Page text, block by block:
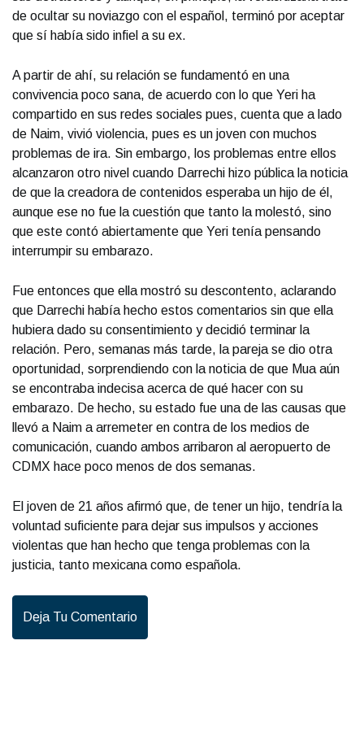
de ocultar su noviazgo con el español, terminó por aceptar
que sí había sido infiel a su ex.
A partir de ahí, su relación se fundamentó en una
convivencia poco sana, de acuerdo con lo que Yeri ha
compartido en sus redes sociales pues, cuenta que a lado
de Naim, vivió violencia, pues es un joven con muchos
problemas de ira. Sin embargo, los problemas entre ellos
alcanzaron otro nivel cuando Darrechi hizo pública la noticia
de que la creadora de contenidos esperaba un hijo de él,
aunque ese no fue la cuestión que tanto la molestó, sino
que este contó abiertamente que Yeri tenía pensando
interrumpir su embarazo.
Fue entonces que ella mostró su descontento, aclarando
que Darrechi había hecho estos comentarios sin que ella
hubiera dado su consentimiento y decidió terminar la
relación. Pero, semanas más tarde, la pareja se dio otra
oportunidad, sorprendiendo con la noticia de que Mua aún
se encontraba indecisa acerca de qué hacer con su
embarazo. De hecho, su estado fue una de las causas que
llevó a Naim a arremeter en contra de los medios de
comunicación, cuando ambos arribaron al aeropuerto de
CDMX hace poco menos de dos semanas.
El joven de 21 años afirmó que, de tener un hijo, tendría la
voluntad suficiente para dejar sus impulsos y acciones
violentas que han hecho que tenga problemas con la
justicia, tanto mexicana como española.
Deja Tu Comentario